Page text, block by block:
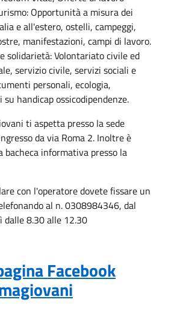
Opportunità a misura dei
e all'estero, ostelli, campeggi,
manifestazioni, campi di lavoro.
solidarietà: Volontariato civile ed
servizio civile, servizi sociali e
personali, ecologia,
handicap ossicodipendenze.
ti aspetta presso la sede
da via Roma 2. Inoltre è
bacheca informativa presso la
con l'operatore dovete fissare un
al n. 0308984346, dal
dalle 8.30 alle 12.30
Facebook